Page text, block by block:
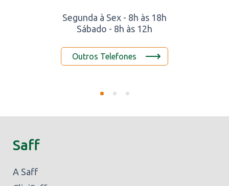
Segunda à Sex - 8h às 18h
Sábado - 8h às 12h
Outros Telefones
Saff
A Saff